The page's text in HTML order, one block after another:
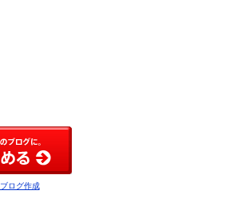
ブログ作成